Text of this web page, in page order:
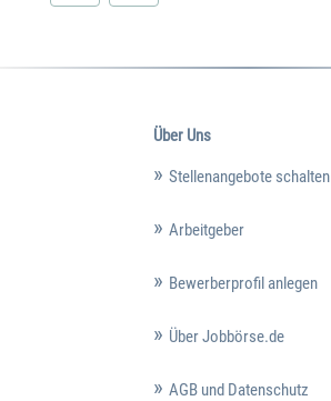
Über Uns
Stellenangebote schalten
Arbeitgeber
Bewerberprofil anlegen
Über Jobbörse.de
AGB und Datenschutz